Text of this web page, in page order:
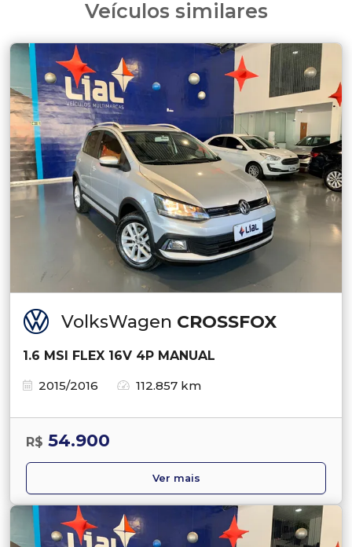
Veículos similares
VolksWagen CROSSFOX
1.6 MSI FLEX 16V 4P MANUAL
2015/2016
112.857 km
R$ 54.900
Ver mais